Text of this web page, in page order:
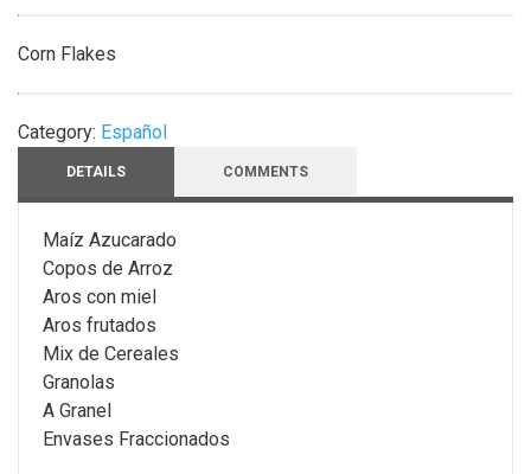
Corn Flakes
Category: Español
DETAILS COMMENTS
Maíz Azucarado
Copos de Arroz
Aros con miel
Aros frutados
Mix de Cereales
Granolas
A Granel
Envases Fraccionados